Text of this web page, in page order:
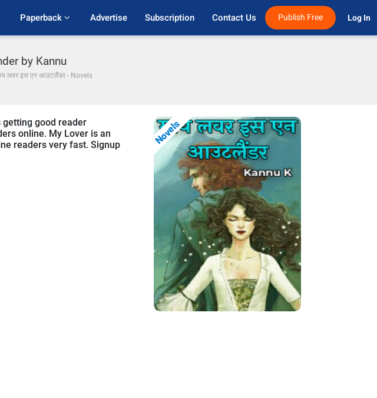
Paperback Advertise Subscription Contact Us Publish Free Log In
by Kannu
लवर इस एन आउटलैंडर - Novels
getting good reader
online. My Lover is an
readers very fast. Signup
Novels